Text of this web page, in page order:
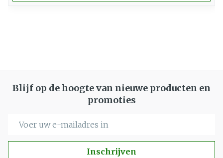
Blijf op de hoogte van nieuwe producten en
promoties
Inschrijven